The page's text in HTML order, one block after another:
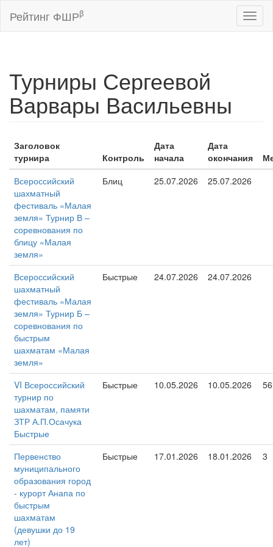
Рейтинг ФШРβ
Турниры Сергеевой
Варвары Васильевны
Заголовок
турнира
Контроль
Дата
начала
Дата
окончания
Всероссийский
шахматный
фестиваль «Малая
земля» Турнир В –
соревнования по
блицу «Малая
земля»
Блиц 25.07.2026 25.07.2026
Всероссийский
шахматный
фестиваль «Малая
земля» Турнир Б –
соревнования по
быстрым
шахматам «Малая
земля»
Быстрые 24.07.2026 24.07.2026
VI Всероссийский
турнир по
шахматам, памяти
ЗТР А.П.Осачука
Быстрые
Быстрые 10.05.2026 10.05.2026 56
Первенство
муниципального
образования город
- курорт Анапа по
быстрым
шахматам
(девушки до 19
лет)
Быстрые 17.01.2026 18.01.2026 3